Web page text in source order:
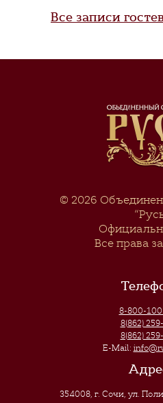
Все записи
© 2026
Все права
8-800-
8(862)
8(862)
E-Mail:
354008, г. Сочи,ул.